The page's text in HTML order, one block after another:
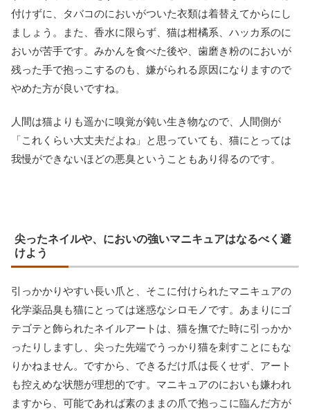
付けずに、タバコのにおいがついた衣類は着替えてからにし
ましょう。また、香水に限らず、猫は柑橘系、ハッカ系のに
おいが苦手です。みかんを食べた後や、歯磨き粉のにおいが
残った手で抱っこするのも、嫌がられる原因になりますので
やめた方が良いですね。
人間は猫よりも遥かに嗅覚が鈍い生き物なので、人間側が
「これくらい大丈夫だよね」と思っていても、猫にとっては
我慢ができないほどの悪臭ということもあり得るのです。
尖ったネイルや、においの強いマニキュアはなるべく避
けよう
引っかかりやすい長い爪と、そこに付けられたマニキュアの
化学薬品臭も猫にとっては迷惑なシロモノです。あまりにゴ
テゴテと飾られたネイルアートは、猫を撫でた時に引っかか
ったりしますし、尖った先端でうっかり猫を刺すことにもな
りかねません。ですから、できるだけ爪は長くせず、アート
も控えめな状態が理想的です。マニキュアのにおいも嫌われ
ますから、可能であれば素のままの爪で抱っこに臨んだ方が